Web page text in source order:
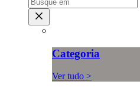
Categoria
Ver tudo >